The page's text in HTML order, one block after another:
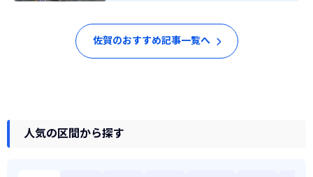
佐賀のおすすめ記事一覧へ
人気の区間から探す